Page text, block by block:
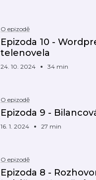
O epizodě
Epizoda 10 -
telenovela
24. 10. 2024 34 min
O epizodě
Epizoda 9 -
16. 1. 2024 27 min
O epizodě
Epizoda 8 -